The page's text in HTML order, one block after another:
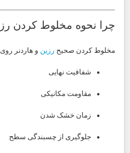
چرا نحوه مخلوط کردن
مخلوط کردن صحیح رزین و هاردنر
شفافیت نهایی
مقاومت مکانیکی
زمان خشک شدن
جلوگیری از چسبندگی سطح